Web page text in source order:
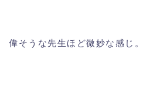
偉そうな先生ほど微妙な感じ。